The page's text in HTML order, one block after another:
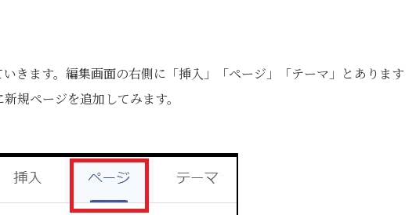
きます。編集画面の右側に「挿入」「ページ」「テーマ」とあります
規ページを追加してみます。